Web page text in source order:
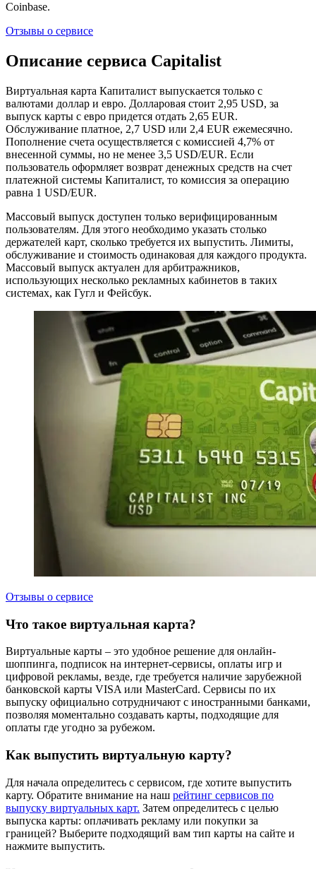
Coinbase.
Отзывы о сервисе
Описание сервиса Capitalist
Виртуальная карта Капиталист выпускается только с
валютами доллар и евро. Долларовая стоит 2,95 USD, за
выпуск карты с евро придется отдать 2,65 EUR.
Обслуживание платное, 2,7 USD или 2,4 EUR ежемесячно.
Пополнение счета осуществляется с комиссией 4,7% от
внесенной суммы, но не менее 3,5 USD/EUR. Если
пользователь оформляет возврат денежных средств на счет
платежной системы Капиталист, то комиссия за операцию
равна 1 USD/EUR.
Массовый выпуск доступен только верифицированным
пользователям. Для этого необходимо указать столько
держателей карт, сколько требуется их выпустить. Лимиты,
обслуживание и стоимость одинаковая для каждого продукта.
Массовый выпуск актуален для арбитражников,
использующих несколько рекламных кабинетов в таких
системах, как Гугл и Фейсбук.
Отзывы о сервисе
Что такое виртуальная карта?
Виртуальные карты – это удобное решение для онлайн-
шоппинга, подписок на интернет-сервисы, оплаты игр и
цифровой рекламы, везде, где требуется наличие зарубежной
банковской карты VISA или MasterCard. Сервисы по их
выпуску официально сотрудничают с иностранными банками,
позволяя моментально создавать карты, подходящие для
оплаты где угодно за рубежом.
Как выпустить виртуальную карту?
Для начала определитесь с сервисом, где хотите выпустить
карту. Обратите внимание на наш рейтинг сервисов по
выпуску виртуальных карт. Затем определитесь с целью
выпуска карты: оплачивать рекламу или покупки за
границей? Выберите подходящий вам тип карты на сайте и
нажмите выпустить.